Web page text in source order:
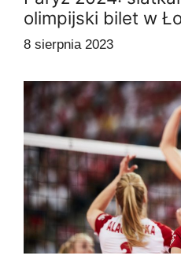
olimpijski bilet w
8 sierpnia 2023